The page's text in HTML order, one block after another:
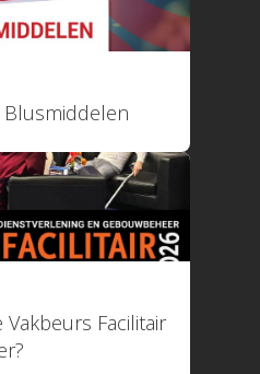
Blusmiddelen
Facilitair